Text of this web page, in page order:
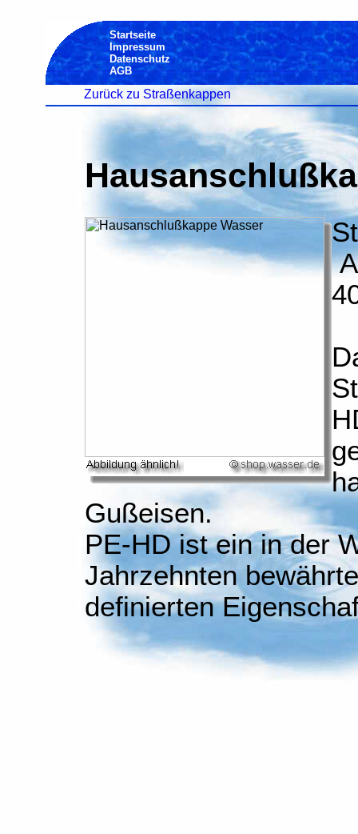
Startseite
Impressum
Datenschutz
AGB
Zurück zu Straßenkappen
Gußeisen.
PE-HD ist ein in der
Jahrzehnten
definierten